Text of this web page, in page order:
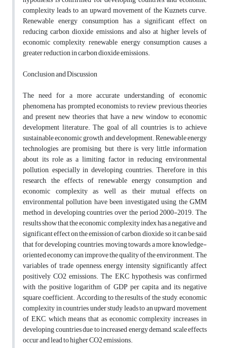
complexity leads to an upward movement of the Kuznets curve.
Renewable energy consumption has a significant effect on
reducing carbon dioxide emissions, and also at higher levels of
economic complexity, renewable energy consumption causes a
greater reduction in carbon dioxide emissions.
Conclusion and Discussion
The need for a more accurate understanding of economic
phenomena has prompted economists to review previous theories
and present new theories that have a new window to economic
development literature. The goal of all countries is to achieve
sustainable economic growth and development. Renewable energy
technologies are promising, but there is very little information
about its role as a limiting factor in reducing environmental
pollution, especially in developing countries. Therefore, in this
research, the effects of renewable energy consumption and
economic complexity as well as their mutual effects on
environmental pollution have been investigated using the GMM
method in developing countries over the period 2000-2019. The
results show that the economic complexity index has a negative and
significant effect on the emission of carbon dioxide, so it can be said
that for developing countries, moving towards a more knowledge-
oriented economy can improve the quality of the environment. The
variables of trade openness, energy intensity significantly affect
positively CO2 emissions. The EKC hypothesis was confirmed
with the positive logarithm of GDP per capita and its negative
square coefficient. According to the results of the study, economic
complexity in countries under study leads to an upward movement
of EKC, which means that as economic complexity increases in
developing countries due to increased energy demand, scale effects
occur and lead to higher CO2 emissions.